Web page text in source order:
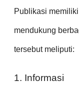
Publikasi
mendukung
tersebut meliputi:
1. Informasi